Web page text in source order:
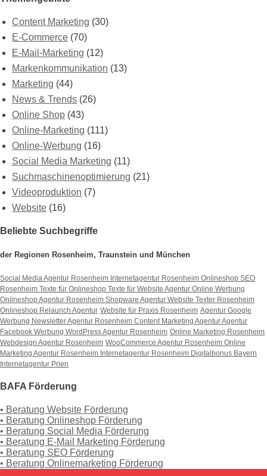
Content Marketing (30)
E-Commerce (70)
E-Mail-Marketing (12)
Markenkommunikation (13)
Marketing (44)
News & Trends (26)
Online Shop (43)
Online-Marketing (111)
Online-Werbung (16)
Social Media Marketing (11)
Suchmaschinenoptimierung (21)
Videoproduktion (7)
Website (16)
Beliebte Suchbegriffe
der Regionen Rosenheim, Traunstein und München
Social Media Agentur Rosenheim Internetagentur Rosenheim Onlineshop SEO
Rosenheim Texte für Onlineshop Texte für Website Agentur Online Werbung
Onlineshop Agentur Rosenheim Shopware Agentur Website Texter Rosenheim
Onlineshop Relaunch Agentur Website für Praxis Rosenheim Agentur Google
Werbung Newsletter Agentur Rosenheim Content Marketing AgenturAgentur
Facebook Werbung WordPress Agentur Rosenheim Online Marketing Rosenheim
Webdesign Agentur Rosenheim WooCommerce Agentur Rosenheim Online
Marketing Agentur Rosenheim Internetagentur Rosenheim Digitalbonus Bayern
Internetagentur Prien
BAFA Förderung
• Beratung Website Förderung
• Beratung Onlineshop Förderung
• Beratung Social Media Förderung
• Beratung E-Mail Marketing Förderung
• Beratung SEO Förderung
• Beratung Onlinemarketing Förderung